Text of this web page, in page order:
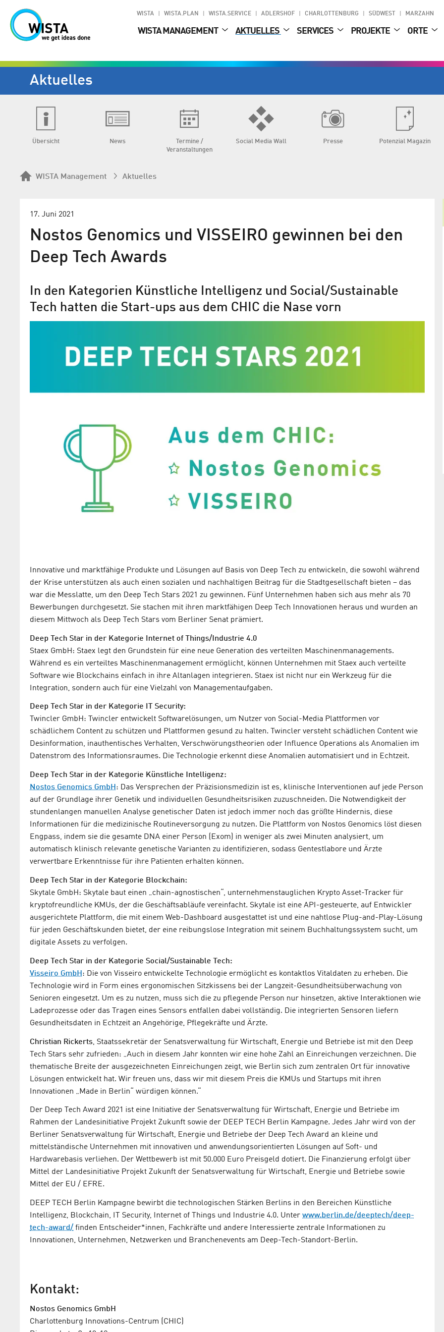
WISTA WISTA.PLAN WISTA.SERVICE ADLERSHOF CHARLOTTENBURG SÜDWEST MARZAHN
WISTA MANAGEMENT AKTUELLES SERVICES PROJEKTE ORTE
Aktuelles
Übersicht News
Termine /
Veranstaltungen
Social Media Wall Presse Potenzial Magazin
WISTA Management Aktuelles
17. Juni 2021
Nostos Genomics und VISSEIRO gewinnen bei den
Deep Tech Awards
In den Kategorien Künstliche Intelligenz und Social/Sustainable
Tech hatten die Start-ups aus dem CHIC die Nase vorn
Innovative und marktfähige Produkte und Lösungen auf Basis von Deep Tech zu entwickeln, die sowohl während
der Krise unterstützen als auch einen sozialen und nachhaltigen Beitrag für die Stadtgesellschaft bieten – das
war die Messlatte, um den Deep Tech Stars 2021 zu gewinnen. Fünf Unternehmen haben sich aus mehr als 70
Bewerbungen durchgesetzt. Sie stachen mit ihren marktfähigen Deep Tech Innovationen heraus und wurden an
diesem Mittwoch als Deep Tech Stars vom Berliner Senat prämiert.
Deep Tech Star in der Kategorie Internet of Things/Industrie 4.0
Staex GmbH: Staex legt den Grundstein für eine neue Generation des verteilten Maschinenmanagements.
Während es ein verteiltes Maschinenmanagement ermöglicht, können Unternehmen mit Staex auch verteilte
Software wie Blockchains einfach in ihre Altanlagen integrieren. Staex ist nicht nur ein Werkzeug für die
Integration, sondern auch für eine Vielzahl von Managementaufgaben.
Deep Tech Star in der Kategorie IT Security:
Twincler GmbH: Twincler entwickelt Softwarelösungen, um Nutzer von Social-Media Plattformen vor
schädlichem Content zu schützen und Plattformen gesund zu halten. Twincler versteht schädlichen Content wie
Desinformation, inauthentisches Verhalten, Verschwörungstheorien oder Influence Operations als Anomalien im
Datenstrom des Informationsraumes. Die Technologie erkennt diese Anomalien automatisiert und in Echtzeit.
Deep Tech Star in der Kategorie Künstliche Intelligenz:
Nostos Genomics GmbH: Das Versprechen der Präzisionsmedizin ist es, klinische Interventionen auf jede Person
auf der Grundlage ihrer Genetik und individuellen Gesundheitsrisiken zuzuschneiden. Die Notwendigkeit der
stundenlangen manuellen Analyse genetischer Daten ist jedoch immer noch das größte Hindernis, diese
Informationen für die medizinische Routineversorgung zu nutzen. Die Plattform von Nostos Genomics löst diesen
Engpass, indem sie die gesamte DNA einer Person (Exom) in weniger als zwei Minuten analysiert, um
automatisch klinisch relevante genetische Varianten zu identifizieren, sodass Gentestlabore und Ärzte
verwertbare Erkenntnisse für ihre Patienten erhalten können.
Deep Tech Star in der Kategorie Blockchain:
Skytale GmbH: Skytale baut einen „chain-agnostischen“, unternehmenstauglichen Krypto Asset-Tracker für
kryptofreundliche KMUs, der die Geschäftsabläufe vereinfacht. Skytale ist eine API-gesteuerte, auf Entwickler
ausgerichtete Plattform, die mit einem Web-Dashboard ausgestattet ist und eine nahtlose Plug-and-Play-Lösung
für jeden Geschäftskunden bietet, der eine reibungslose Integration mit seinem Buchhaltungssystem sucht, um
digitale Assets zu verfolgen.
Deep Tech Star in der Kategorie Social/Sustainable Tech:
Visseiro GmbH : Die von Visseiro entwickelte Technologie ermöglicht es kontaktlos Vitaldaten zu erheben. Die
Technologie wird in Form eines ergonomischen Sitzkissens bei der Langzeit-Gesundheitsüberwachung von
Senioren eingesetzt. Um es zu nutzen, muss sich die zu pflegende Person nur hinsetzen, aktive Interaktionen wie
Ladeprozesse oder das Tragen eines Sensors entfallen dabei vollständig. Die integrierten Sensoren liefern
Gesundheitsdaten in Echtzeit an Angehörige, Pflegekräfte und Ärzte.
Christian Rickerts, Staatssekretär der Senatsverwaltung für Wirtschaft, Energie und Betriebe ist mit den Deep
Tech Stars sehr zufrieden: „Auch in diesem Jahr konnten wir eine hohe Zahl an Einreichungen verzeichnen. Die
thematische Breite der ausgezeichneten Einreichungen zeigt, wie Berlin sich zum zentralen Ort für innovative
Lösungen entwickelt hat. Wir freuen uns, dass wir mit diesem Preis die KMUs und Startups mit ihren
Innovationen „Made in Berlin“ würdigen können.“
Der Deep Tech Award 2021 ist eine Initiative der Senatsverwaltung für Wirtschaft, Energie und Betriebe im
Rahmen der Landesinitiative Projekt Zukunft sowie der DEEP TECH Berlin Kampagne. Jedes Jahr wird von der
Berliner Senatsverwaltung für Wirtschaft, Energie und Betriebe der Deep Tech Award an kleine und
mittelständische Unternehmen mit innovativen und anwendungsorientierten Lösungen auf Soft- und
Hardwarebasis verliehen. Der Wettbewerb ist mit 50.000 Euro Preisgeld dotiert. Die Finanzierung erfolgt über
Mittel der Landesinitiative Projekt Zukunft der Senatsverwaltung für Wirtschaft, Energie und Betriebe sowie
Mittel der EU / EFRE.
DEEP TECH Berlin Kampagne bewirbt die technologischen Stärken Berlins in den Bereichen Künstliche
Intelligenz, Blockchain, IT Security, Internet of Things und Industrie 4.0. Unter www.berlin.de/deeptech/deep-
tech-award/ finden Entscheider*innen, Fachkräfte und andere Interessierte zentrale Informationen zu
Innovationen, Unternehmen, Netzwerken und Branchenevents am Deep-Tech-Standort-Berlin.
Kontakt:
Nostos Genomics GmbH
Charlottenburg Innovations-Centrum (CHIC)
Preis für herausragende technologiebasierte
Entwicklungen
Prämierte Sicherheitslösung für Netzwerke